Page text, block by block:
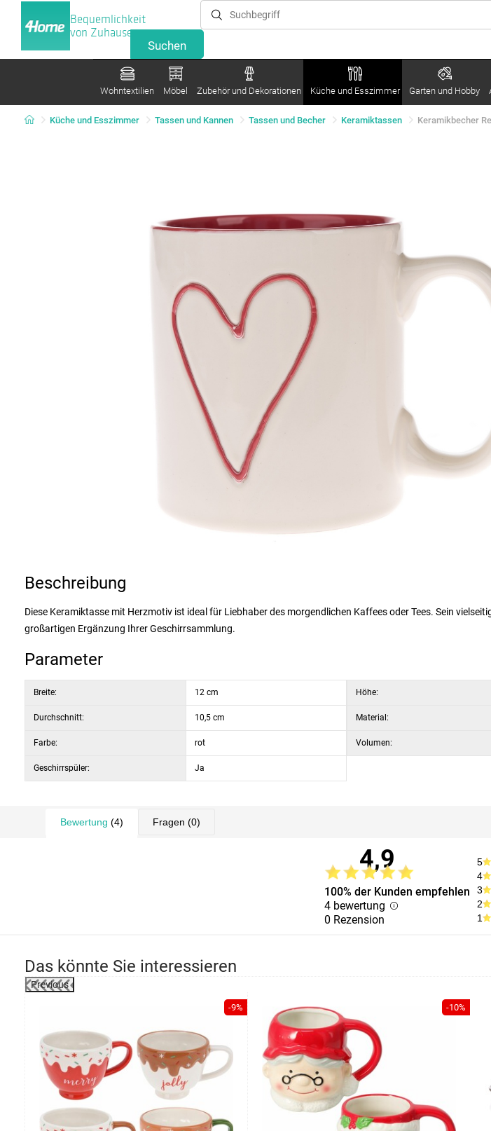
Bequemlichkeit
von Zuhause
Wohntextilien Möbel Zubehör und Dekorationen Küche und Esszimmer Garten und Hobby
Küche und Esszimmer Tassen und Kannen Tassen und Becher Keramiktassen Keramikbecher
Beschreibung
Diese Keramiktasse mit Herzmotiv ist ideal für Liebhaber des morgendlichen Kaffees oder Tees. Sein
großartigen Ergänzung Ihrer Geschirrsammlung.
Parameter
Breite: 12 cm
Durchschnitt: 10,5 cm
Farbe: rot
Geschirrspüler: Ja
Höhe:
Material:
Volumen:
Bewertung (4) Fragen (0)
4,9
100% der Kunden empfehlen
4 bewertung
0 Rezension
5
4
3
2
1
Das könnte Sie interessieren
Previous
-9% -10%